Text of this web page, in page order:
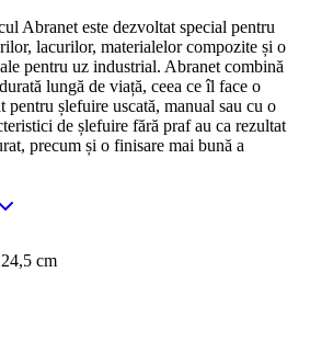
Abranet este dezvoltat special pentru
lacurilor, materialelor compozite și o
pentru uz industrial. Abranet combină
lungă de viață, ceea ce îl face o
pentru șlefuire uscată, manual sau cu o
de șlefuire fără praf au ca rezultat
precum și o finisare mai bună a
cm